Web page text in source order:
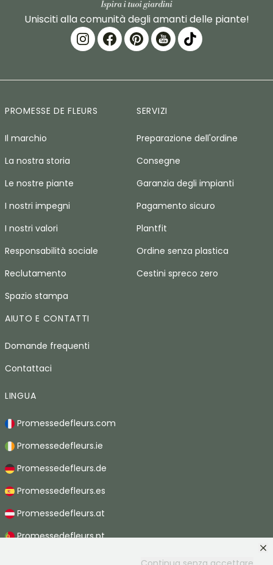
Unisciti alla comunità degli amanti delle piante!
PROMESSE DE FLEURS
Il marchio
La nostra storia
Le nostre piante
I nostri impegni
I nostri valori
Responsabilità sociale
Reclutamento
Spazio stampa
SERVIZI
Preparazione dell'ordine
Consegne
Garanzia degli impianti
Pagamento sicuro
Plantfit
Ordine senza plastica
Cestini spreco zero
AIUTO E CONTATTI
Domande frequenti
Contattaci
LINGUA
Promessedefleurs.com
Promessedefleurs.ie
Promessedefleurs.de
Promessedefleurs.es
Promessedefleurs.at
Promessedefleurs.pt